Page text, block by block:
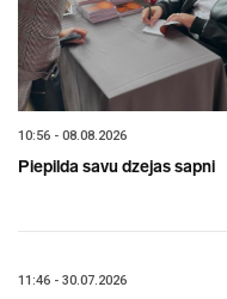
10:56 - 08.08.2026
Piepilda savu dzejas sapni
11:46 - 30.07.2026